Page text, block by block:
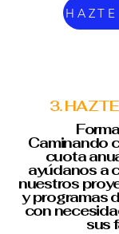
3.
Caminando
cuota
ayúdanos a
nuestros
y programas
con
sus